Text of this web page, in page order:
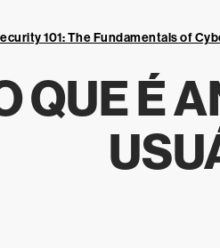
101: The Fundamentals of
QUE É